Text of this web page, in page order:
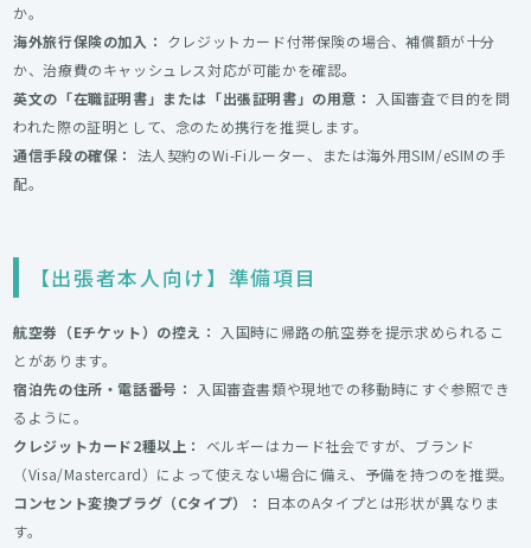
か。
海外旅行保険の加入： クレジットカード付帯保険の場合、補償額が十分
か、治療費のキャッシュレス対応が可能かを確認。
英文の「在職証明書」または「出張証明書」の用意：
入国審査で目的を問
われた際の証明として、念のため携行を推奨します。
通信手段の確保： 法人契約のWi-Fiルーター、または海外用SIM/eSIMの手
配。
【出張者本人向け】準備項目
航空券（Eチケット）の控え：
入国時に帰路の航空券を提示求められるこ
とがあります。
宿泊先の住所・電話番号：
入国審査書類や現地での移動時にすぐ参照でき
るように。
クレジットカード2種以上：
ベルギーはカード社会ですが、ブランド
（Visa/Mastercard）によって使えない場合に備え、予備を持つのを推奨。
コンセント変換プラグ（Cタイプ）： 日本のAタイプとは形状が異なりま
す。